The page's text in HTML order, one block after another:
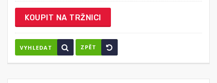
KOUPIT NA TRŽNICI
VYHLEDAT ZPĚT